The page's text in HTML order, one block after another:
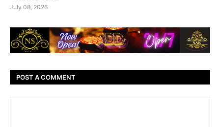
July 08, 2026
POST A COMMENT